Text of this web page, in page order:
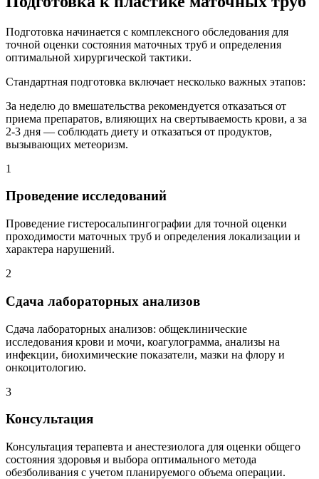
Подготовка начинается с комплексного обследования для
точной оценки состояния маточных труб и определения
оптимальной хирургической тактики.
Стандартная подготовка включает несколько важных этапов:
За неделю до вмешательства рекомендуется отказаться от
приема препаратов, влияющих на свертываемость крови, а за
2-3 дня — соблюдать диету и отказаться от продуктов,
вызывающих метеоризм.
1
Проведение исследований
Проведение гистеросальпингографии для точной оценки
проходимости маточных труб и определения локализации и
характера нарушений.
2
Сдача лабораторных анализов
Сдача лабораторных анализов: общеклинические
исследования крови и мочи, коагулограмма, анализы на
инфекции, биохимические показатели, мазки на флору и
онкоцитологию.
3
Консультация
Консультация терапевта и анестезиолога для оценки общего
состояния здоровья и выбора оптимального метода
обезболивания с учетом планируемого объема операции.